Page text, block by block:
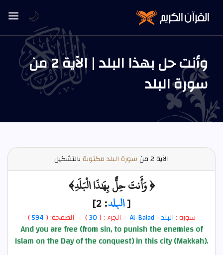
وأنت حل بهذا البلد | الآية 2 من
سورة البلد
الآية سورة البلد مكتوبةبالتشكيل
﴿ وَأَنتَ حِلٌّ بِهَٰذَا الْبَلَدِ﴾
[البلد: 2]
سورة :البلد-
Al-Balad - الجزء : (30) - الصفحة: ( 594
)
And you are free (from sin, to punish the enemies of
Islam on the Day of the conquest) in this city (Makkah).
🌙